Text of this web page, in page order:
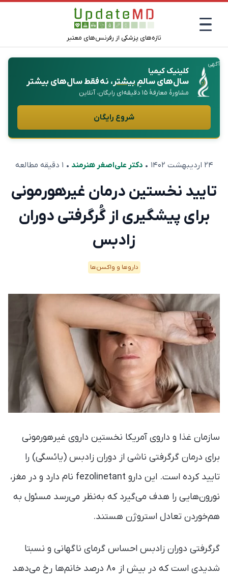
تازه‌های پزشکی از رفرنس‌های معتبر
آگهی
کلینیک کیمیا
سال‌های سالمِبیشتر، نه فقط سال‌های بیشتر
مشاورهٔ معارفهٔ ۱۵ دقیقه‌ای رایگان، آنلاین
شروع رایگان
۲۴ اردیبهشت ۱۴۰۲ •دکتر علی‌اصغر هنرمند • ۱ دقیقه مطالعه
تایید نخستین درمان غیرهورمونی
برای پیشگیری از گُر‌گرفتی دوران
زادبس
دارو‌ها و واکسن‌ها
سازمان غذا و داروی آمریکا نخستین داروی غیرهورمونی
برای درمان گرگرفتی ناشی از دوران زادبس (یائسگی) را
تایید کرده است. این دارو fezolinetant نام دارد و در مغز،
نورون‌هایی را هدف می‌گیرد که به‌نظر می‌رسد مسئول به
هم‌خوردن تعادل استروژن هستند.
گرگرفتی دوران زادبس احساس گرمای ناگهانی و نسبتا
شدیدی است که در بیش از ۸۰ درصد خانم‌ها رخ می‌دهد